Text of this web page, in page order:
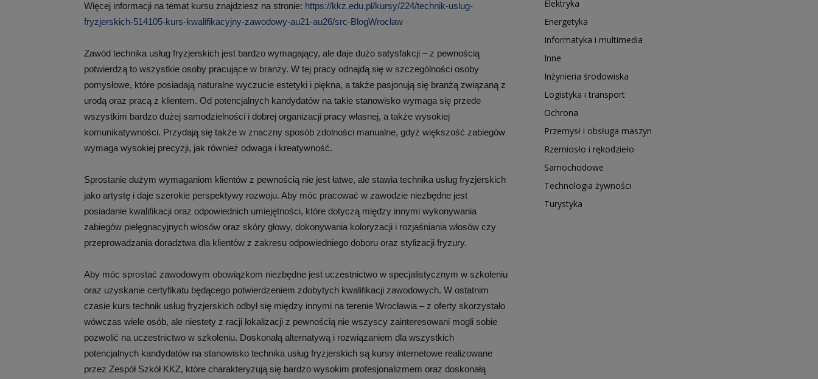
Więcej informacji na temat kursu znajdziesz na stronie: https://kkz.edu.pl/kursy/224/technik-uslug-
fryzjerskich-514105-kurs-kwalifikacyjny-zawodowy-au21-au26/src-BlogWrocław
Zawód technika usług fryzjerskich jest bardzo wymagający, ale daje dużo satysfakcji – z pewnością
potwierdzą to wszystkie osoby pracujące w branży. W tej pracy odnajdą się w szczególności osoby
pomysłowe, które posiadają naturalne wyczucie estetyki i piękna, a także pasjonują się branżą związaną z
urodą oraz pracą z klientem. Od potencjalnych kandydatów na takie stanowisko wymaga się przede
wszystkim bardzo dużej samodzielności i dobrej organizacji pracy własnej, a także wysokiej
komunikatywności. Przydają się także w znaczny sposób zdolności manualne, gdyż większość zabiegów
wymaga wysokiej precyzji, jak również odwaga i kreatywność.
Sprostanie dużym wymaganiom klientów z pewnością nie jest łatwe, ale stawia technika usług fryzjerskich
jako artystę i daje szerokie perspektywy rozwoju. Aby móc pracować w zawodzie niezbędne jest
posiadanie kwalifikacji oraz odpowiednich umiejętności, które dotyczą między innymi wykonywania
zabiegów pielęgnacyjnych włosów oraz skóry głowy, dokonywania koloryzacji i rozjaśniania włosów czy
przeprowadzania doradztwa dla klientów z zakresu odpowiedniego doboru oraz stylizacji fryzury.
Aby móc sprostać zawodowym obowiązkom niezbędne jest uczestnictwo w specjalistycznym w szkoleniu
oraz uzyskanie certyfikatu będącego potwierdzeniem zdobytych kwalifikacji zawodowych. W ostatnim
czasie kurs technik usług fryzjerskich odbył się między innymi na terenie Wrocławia – z oferty skorzystało
wówczas wiele osób, ale niestety z racji lokalizacji z pewnością nie wszyscy zainteresowani mogli sobie
pozwolić na uczestnictwo w szkoleniu. Doskonałą alternatywą i rozwiązaniem dla wszystkich
potencjalnych kandydatów na stanowisko technika usług fryzjerskich są kursy internetowe realizowane
przez Zespół Szkół KKZ, które charakteryzują się bardzo wysokim profesjonalizmem oraz doskonałą
Elektryka
Energetyka
Informatyka i multimedia
Inne
Inżynieria środowiska
Logistyka i transport
Ochrona
Przemysł i obsługa maszyn
Rzemiosło i rękodzieło
Samochodowe
Technologia żywności
Turystyka